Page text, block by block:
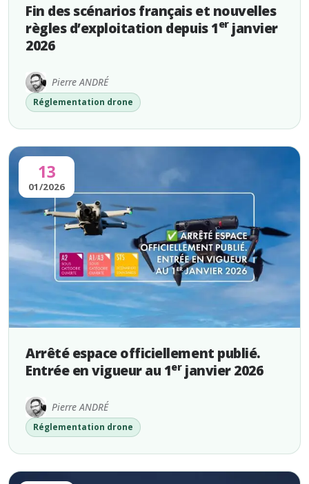
Fin des scénarios français et nouvelles
règles d’exploitation depuis 1erjanvier
2026
Pierre ANDRÉ
Réglementation drone
13
01/2026
Arrêté espace officiellement publié.
Entrée en vigueur au 1erjanvier 2026
Pierre ANDRÉ
Réglementation drone